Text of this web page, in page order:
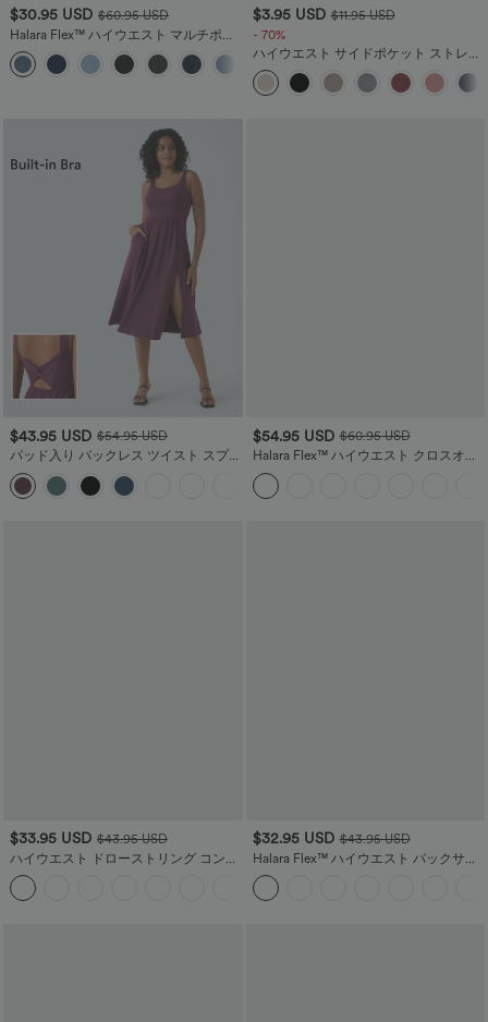
$30.95 USD $60.95 USD
Halara Flex™ ハイウエスト マルチポケ
ット ワイドレッグ ルーズ ストレッチニ
ット ワークジーンズ
$3.95 USD $11.95 USD
- 70%
ハイウエスト サイドポケット ストレー
トレッグ モップ コーデュロイ カジュア
ルパンツ
$43.95 USD $54.95 USD
パッド入り バックレス ツイスト スプリ
ット ミディ丈 カジュアル ドレス
$54.95 USD $60.95 USD
Halara Flex™ ハイウエスト クロスオー
バー ポケット クールタッチ ウォッシュ
ド ストレッチニット カジュアル スーパ
ーフレア ジーンズ
$33.95 USD $43.95 USD
ハイウエスト ドローストリング コント
ラストメッシュ 2イン1 サイドポケット
ゆったりとしたミディ丈フレア カジュ
アルスカート
$32.95 USD $43.95 USD
Halara Flex™ ハイウエスト バックサイ
ドポケット 若干フレア ワークパンツ